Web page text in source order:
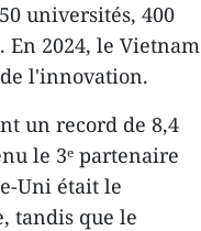
universités, 400
En 2024, le Vietnam
l'innovation.
un record de 8,4
le 3ᵉ partenaire
Uni était le
tandis que le